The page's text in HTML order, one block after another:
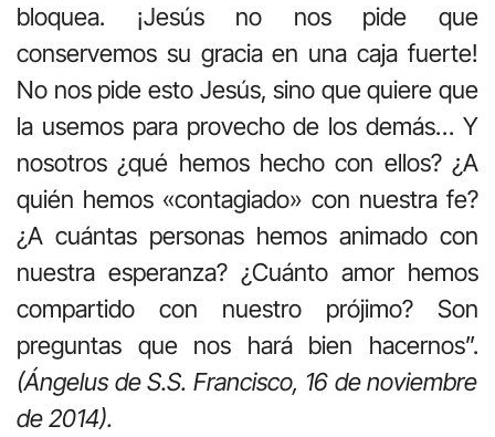
bloquea. ¡Jesús no nos pide que
conservemos su gracia en una caja fuerte!
No nos pide esto Jesús, sino que quiere que
la usemos para provecho de los demás… Y
nosotros ¿qué hemos hecho con ellos? ¿A
quién hemos «contagiado» con nuestra fe?
¿A cuántas personas hemos animado con
nuestra esperanza? ¿Cuánto amor hemos
compartido con nuestro prójimo? Son
preguntas que nos hará bien hacernos”.
(Ángelus de S.S. Francisco, 16 de noviembre
de 2014).